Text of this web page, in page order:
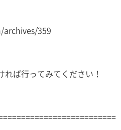
359
ば行ってみてください！